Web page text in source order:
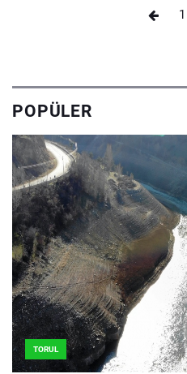
1
POPÜLER
TORUL